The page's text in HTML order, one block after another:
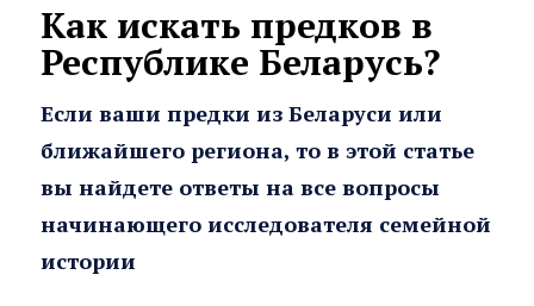
Как искать предков в
Республике Беларусь?
Если ваши предки из Беларуси или
ближайшего региона, то в этой статье
вы найдете ответы на все вопросы
начинающего исследователя семейной
истории